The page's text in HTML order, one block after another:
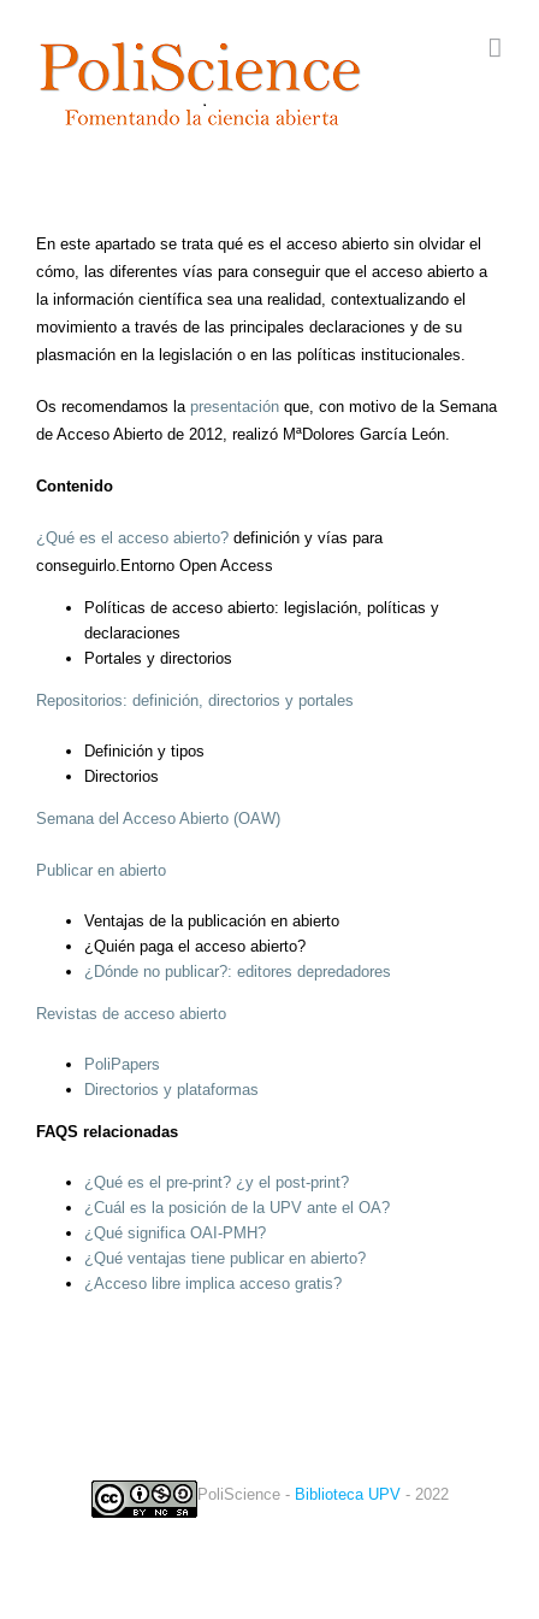
contenido
En este apartado se trata qué es el acceso abierto sin olvidar el
cómo, las diferentes vías para conseguir que el acceso abierto a
la información científica sea una realidad, contextualizando el
movimiento a través de las principales declaraciones y de su
plasmación en la legislación o en las políticas institucionales.
Os recomendamos la presentación que, con motivo de la Semana
de Acceso Abierto de 2012, realizó MªDolores García León.
Contenido
¿Qué es el acceso abierto? definición y vías para
conseguirlo.Entorno Open Access
Políticas de acceso abierto: legislación, políticas y
declaraciones
Portales y directorios
Repositorios: definición, directorios y portales
Definición y tipos
Directorios
Semana del Acceso Abierto (OAW)
Publicar en abierto
Ventajas de la publicación en abierto
¿Quién paga el acceso abierto?
¿Dónde no publicar?: editores depredadores
Revistas de acceso abierto
PoliPapers
Directorios y plataformas
FAQS relacionadas
¿Qué es el pre-print? ¿y el post-print?
¿Cuál es la posición de la UPV ante el OA?
¿Qué significa OAI-PMH?
¿Qué ventajas tiene publicar en abierto?
¿Acceso libre implica acceso gratis?
PoliScience - Biblioteca UPV- 2022